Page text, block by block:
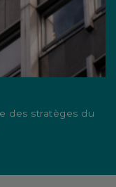
des stratèges du